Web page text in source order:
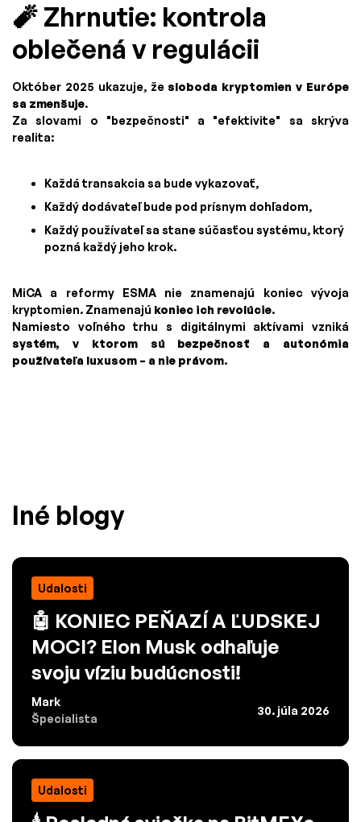
🧨 Zhrnutie: kontrola
oblečená v regulácii
Október 2025 ukazuje, žesloboda kryptomien v Európe
sa zmenšuje.
Za slovami o "bezpečnosti" a "efektivite" sa skrýva
realita:
Každá transakcia sa bude vykazovať,
Každý dodávateľ bude pod prísnym dohľadom,
Každý používateľ sa stane súčasťou systému, ktorý
pozná každý jeho krok.
MiCA a reformy ESMA nie znamenajú koniec vývoja
kryptomien. Znamenajú koniec ich revolúcie.
Namiesto voľného trhu s digitálnymi aktívami vzniká
systém, v ktorom sú bezpečnosť a autonómia
používateľa luxusom – a nie právom.
Iné blogy
Udalosti
🤖 KONIEC PEŇAZÍ A ĽUDSKEJ
MOCI? Elon Musk odhaľuje
svoju víziu budúcnosti!
Mark
Špecialista
30. júla 2026
Udalosti